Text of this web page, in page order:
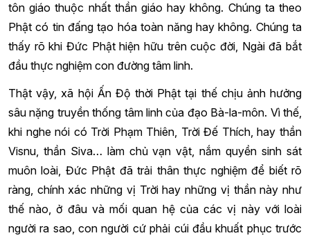
tôn giáo thuộc nhất thần giáo hay không. Chúng ta theo
Phật có tin đấng tạo hóa toàn năng hay không. Chúng ta
thấy rõ khi Đức Phật hiện hữu trên cuộc đời, Ngài đã bắt
đầu thực nghiệm con đường tâm linh.
Thật vậy, xã hội Ấn Độ thời Phật tại thế chịu ảnh hưởng
sâu nặng truyền thống tâm linh của đạo Bà-la-môn. Vì thế,
khi nghe nói có Trời Phạm Thiên, Trời Đế Thích, hay thần
Visnu, thần Siva… làm chủ vạn vật, nắm quyền sinh sát
muôn loài, Đức Phật đã trải thân thực nghiệm để biết rõ
ràng, chính xác những vị Trời hay những vị thần này như
thế nào, ở đâu và mối quan hệ của các vị này với loài
người ra sao, con người cứ phải cúi đầu khuất phục trước